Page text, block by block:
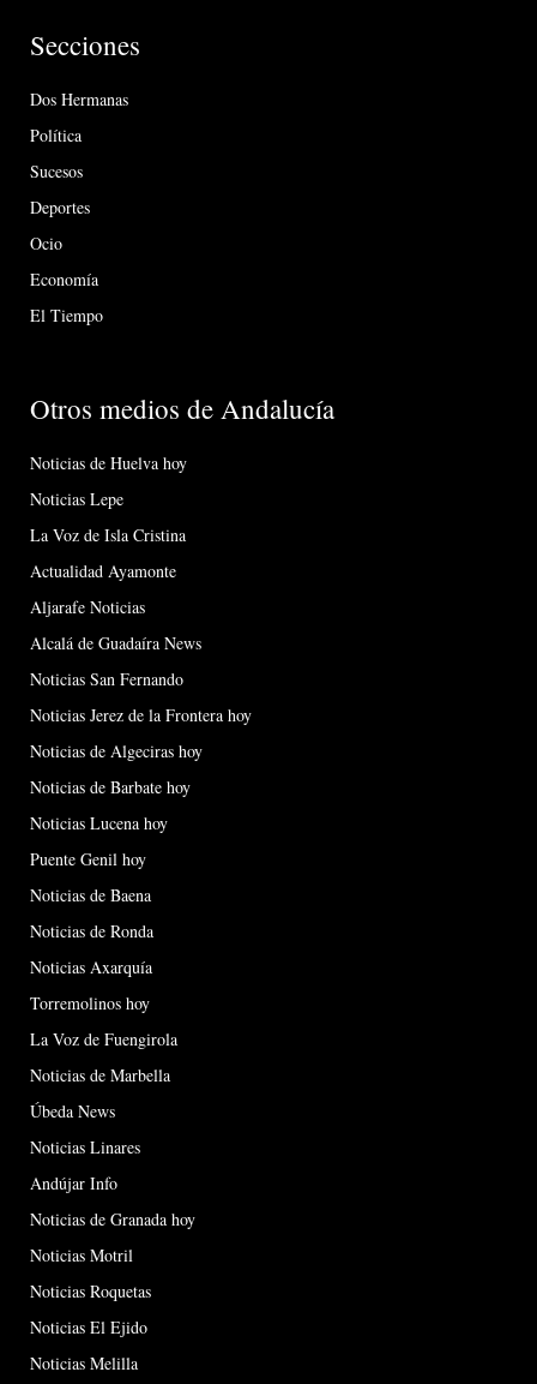
Secciones
Dos Hermanas
Política
Sucesos
Deportes
Ocio
Economía
El Tiempo
Otros medios de Andalucía
Noticias de Huelva hoy
Noticias Lepe
La Voz de Isla Cristina
Actualidad Ayamonte
Aljarafe Noticias
Alcalá de Guadaíra News
Noticias San Fernando
Noticias Jerez de la Frontera hoy
Noticias de Algeciras hoy
Noticias de Barbate hoy
Noticias Lucena hoy
Puente Genil hoy
Noticias de Baena
Noticias de Ronda
Noticias Axarquía
Torremolinos hoy
La Voz de Fuengirola
Noticias de Marbella
Úbeda News
Noticias Linares
Andújar Info
Noticias de Granada hoy
Noticias Motril
Noticias Roquetas
Noticias El Ejido
Noticias Melilla